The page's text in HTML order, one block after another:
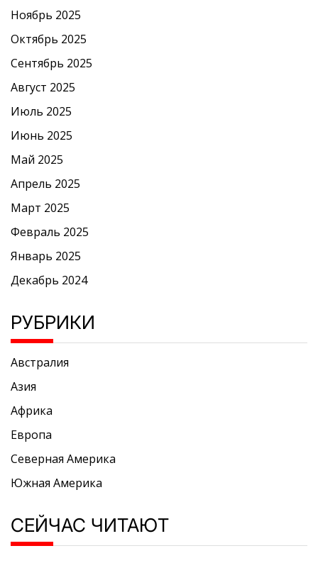
Ноябрь 2025
Октябрь 2025
Сентябрь 2025
Август 2025
Июль 2025
Июнь 2025
Май 2025
Апрель 2025
Март 2025
Февраль 2025
Январь 2025
Декабрь 2024
РУБРИКИ
Австралия
Азия
Африка
Европа
Северная Америка
Южная Америка
СЕЙЧАС ЧИТАЮТ